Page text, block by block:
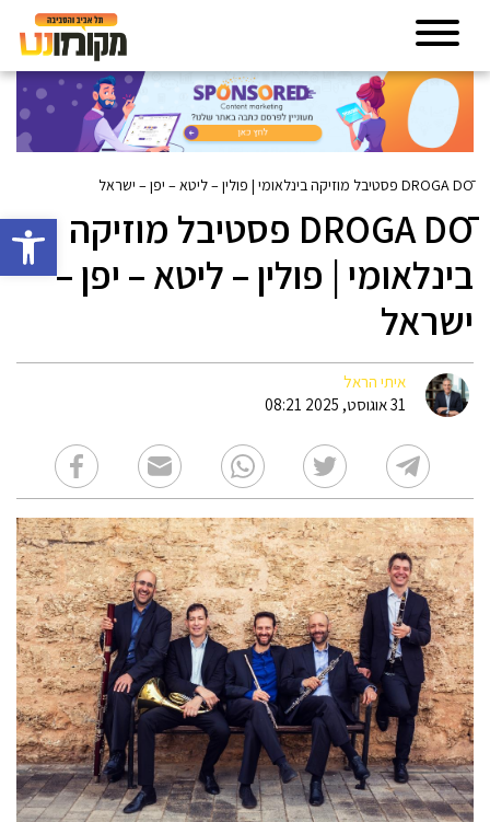
פתח
DROGA DŌ פסטיבל מוזיקה בינלאומי | פולין – ליטא – יפן – ישראל
DROGA DŌ פסטיבל מוזיקה
בינלאומי | פולין – ליטא – יפן –
ישראל
איתי הראל
31 אוגוסט, 2025 08:21